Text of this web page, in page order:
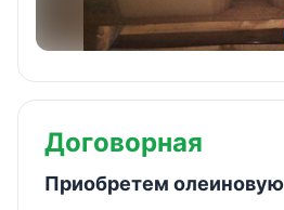
Договорная
Приобретем